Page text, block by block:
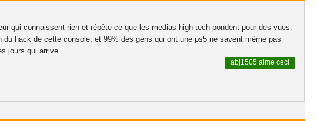
qui connaissent rien et répète ce que les medias high tech pondent pour des vues.
hack de cette console, et 99% des gens qui ont une ps5 ne savent même pas
jours qui arrive
abj1505 aime ceci